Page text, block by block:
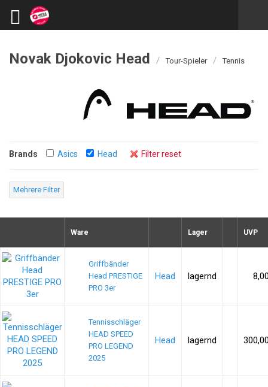
Novak Djokovic Head / Tour-Spieler / Tennis
Brands Asics Head Filter reset
Mehrere Filter
Ware Lager UVP
Griffbänder
Head PRESTIGE
PRO 3er
Head lagernd
Tennisschläger
HEAD SPEED
PRO LEGEND
2025
Head lagernd